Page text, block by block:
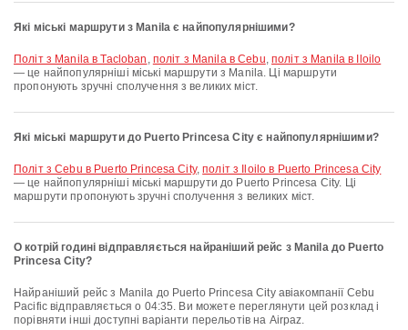
Які міські маршрути з Manila є найпопулярнішими?
політ з Manila в Tacloban , політ з Manila в Cebu,політ з Manila в Iloilo
— це найпопулярніші міські маршрути з Manila. Ці маршрути
пропонують зручні сполучення з великих міст.
Які міські маршрути до Puerto Princesa City є найпопулярнішими?
політ з Cebu в Puerto Princesa City,політ з Iloilo в Puerto Princesa City
— це найпопулярніші міські маршрути до Puerto Princesa City. Ці
маршрути пропонують зручні сполучення з великих міст.
О котрій годині відправляється найраніший рейс з Manila до Puerto
Princesa City?
Найраніший рейс з Manila до Puerto Princesa City авіакомпанії Cebu
Pacific відправляється о 04:35. Ви можете переглянути цей розклад і
порівняти інші доступні варіанти перельотів на Airpaz.